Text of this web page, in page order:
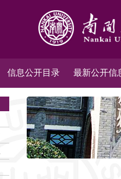
信息公开目录 最新公开信